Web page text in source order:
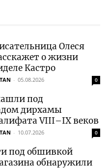
Олеся
о жизни
Кастро
- 05.08.2026 0
под
дирхамы
VIII–IX веков
- 10.07.2026 0
под обшивкой
обнаружили